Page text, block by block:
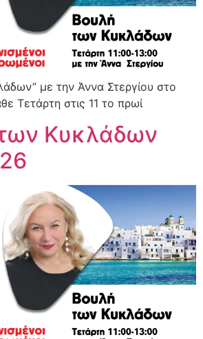
με την Άννα Στεργίου στο
Τετάρτη στις 11 το πρωί
Κυκλάδων